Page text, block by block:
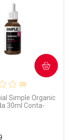
(0)
Simple Organic
30ml Conta-
COMPRAR